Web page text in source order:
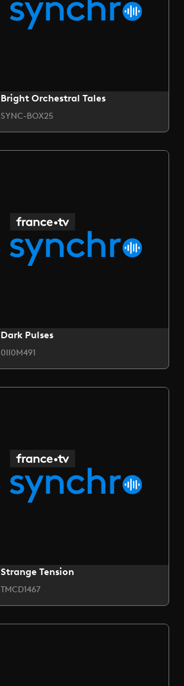
Bright Orchestral Tales
SYNC-BOX25
Dark Pulses
0II0M491
Strange Tension
TMCD1467